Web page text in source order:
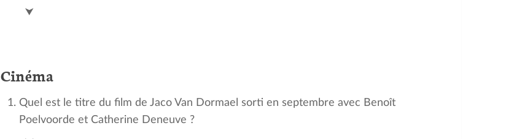
Guy Béart
⮟
Cinéma
Quel est le titre du film de Jaco Van Dormael sorti en septembre avec Benoît
Poelvoorde et Catherine Deneuve ?